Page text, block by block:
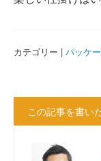
カテゴリー | パッケ
この記事を書い